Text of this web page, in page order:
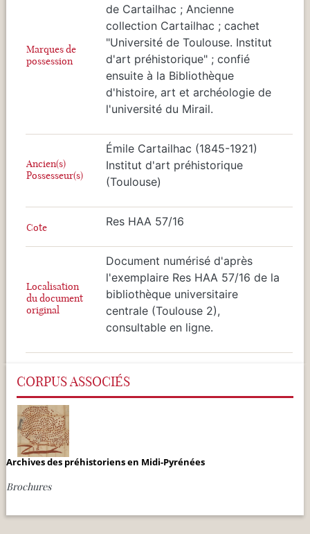
Marques de
possession
de Cartailhac ; Ancienne
collection Cartailhac ; cachet
"Université de Toulouse. Institut
d'art préhistorique" ; confié
ensuite à la Bibliothèque
d'histoire, art et archéologie de
l'université du Mirail.
Ancien(s)
Possesseur(s)
Émile Cartailhac (1845-1921)
Institut d'art préhistorique
(Toulouse)
Cote Res HAA 57/16
Localisation
du document
original
Document numérisé d'après
l'exemplaire Res HAA 57/16 de la
bibliothèque universitaire
centrale (Toulouse 2),
consultable en ligne.
CORPUS ASSOCIÉS
Archives des préhistoriens en Midi-Pyrénées
Brochures